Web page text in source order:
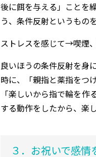
後に餌を与える」ことを
う、条件反射というもの
ストレスを感じて→喫煙
良いほうの条件反射を身
時に、「親指と薬指をつ
「楽しいから指で輪を
する動作をしたから、楽
３．お祝いで感情